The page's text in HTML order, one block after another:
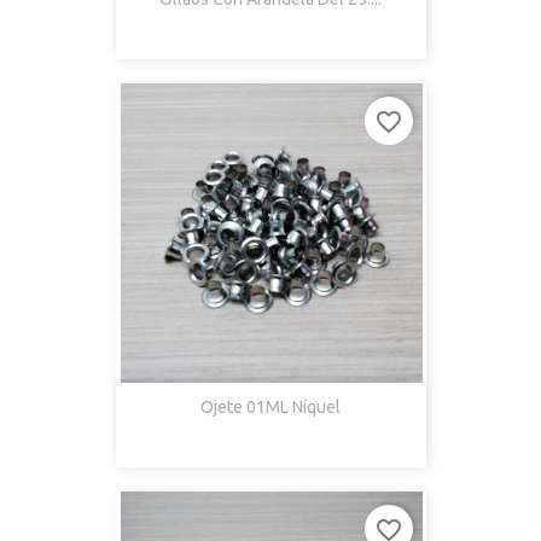
Ojete 01ML Níquel
favorite_border
favorite_border